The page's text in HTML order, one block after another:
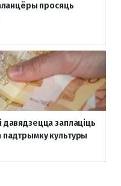
просяць
давядзецца заплаціць
культуры